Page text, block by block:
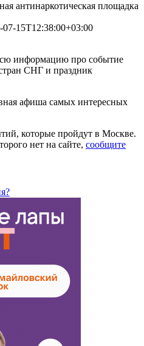
антинаркотическая площадка
07-15T12:38:00+03:00
информацию про событие
СНГ и праздник
афиша самых интересных
которые пройдут в Москве.
нет на сайте, сообщите